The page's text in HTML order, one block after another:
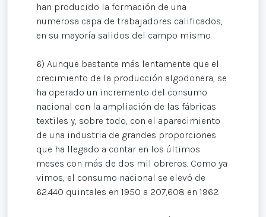
han producido la formación de una
numerosa capa de trabajadores calificados,
en su mayoría salidos del campo mismo.
6) Aunque bastante más lentamente que el
crecimiento de la producción algodonera, se
ha operado un incremento del consumo
nacional con la ampliación de las fábricas
textiles y, sobre todo, con el aparecimiento
de una industria de grandes proporciones
que ha llegado a contar en los últimos
meses con más de dos mil obreros. Como ya
vimos, el consumo nacional se elevó de
62.440 quintales en 1950 a 207,608 en 1962.